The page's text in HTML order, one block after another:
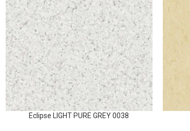
Eclipse LIGHT PURE GREY 0038